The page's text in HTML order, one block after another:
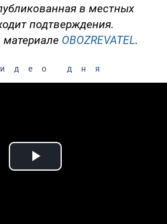
в местных
подтверждения.
OBOZREVATEL.
дня
Play Video